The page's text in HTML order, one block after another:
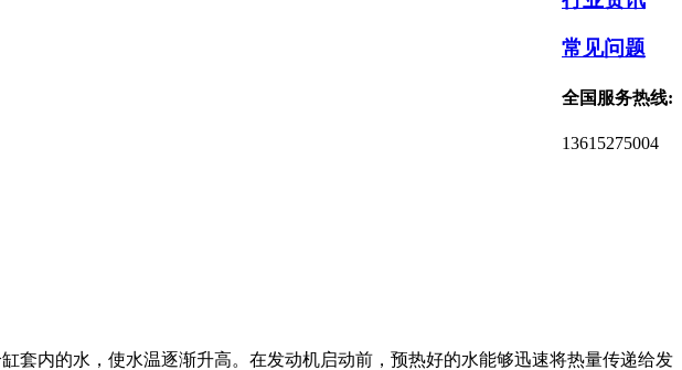
常见问题
全国服务热线:
13615275004
套内的水，使水温逐渐升高。在发动机启动前，预热好的水能够迅速将热量传递给发